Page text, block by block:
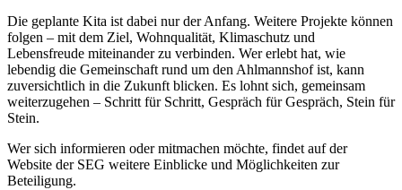
Die geplante Kita ist dabei nur der Anfang. Weitere Projekte können
folgen – mit dem Ziel, Wohnqualität, Klimaschutz und
Lebensfreude miteinander zu verbinden. Wer erlebt hat, wie
lebendig die Gemeinschaft rund um den Ahlmannshof ist, kann
zuversichtlich in die Zukunft blicken. Es lohnt sich, gemeinsam
weiterzugehen – Schritt für Schritt, Gespräch für Gespräch, Stein für
Stein.
Wer sich informieren oder mitmachen möchte, findet auf der
Website der SEG weitere Einblicke und Möglichkeiten zur
Beteiligung.